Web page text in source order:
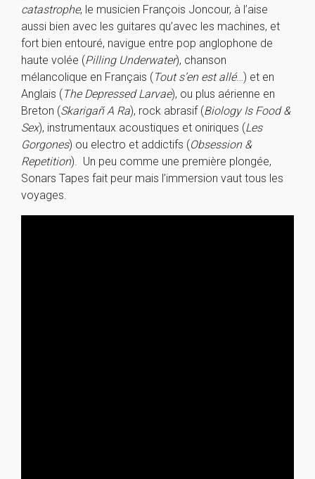
catastrophe, le musicien François Joncour, à l’aise
aussi bien avec les guitares qu’avec les machines, et
fort bien entouré, navigue entre pop anglophone de
haute volée (Pilling Underwater), chanson
mélancolique en Français (Tout s’en est allé…) et en
Anglais (The Depressed Larvae), ou plus aérienne en
Breton (Skarigañ A Ra), rock abrasif (Biology Is Food &
Sex), instrumentaux acoustiques et oniriques (Les
Gorgones) ou electro et addictifs (Obsession &
Repetition). Un peu comme une première plongée,
Sonars Tapes fait peur mais l’immersion vaut tous les
voyages.